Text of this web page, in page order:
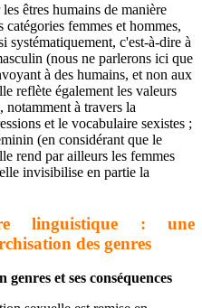
êtres humains de manière
catégories femmes et hommes,
systématiquement, c'est-à-dire à
(nous ne parlerons ici que
à des humains, et non aux
reflète également les valeurs
notamment à travers la
et le vocabulaire sexistes ;
(en considérant que le
rend par ailleurs les femmes
invisibilise en partie la
linguistique : une
des genres
et ses conséquences